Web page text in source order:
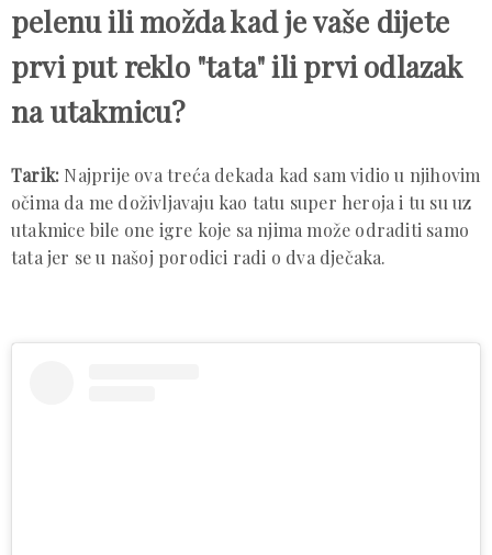
pelenu ili možda kad je vaše dijete
prvi put reklo "tata" ili prvi odlazak
na utakmicu?
Tarik: Najprije ova treća dekada kad sam vidio u njihovim
očima da me doživljavaju kao tatu super heroja i tu su uz
utakmice bile one igre koje sa njima može odraditi samo
tata jer se u našoj porodici radi o dva dječaka.